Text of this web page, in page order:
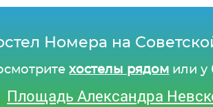
Номера на
хостелы рядом или у
Площадь Александра